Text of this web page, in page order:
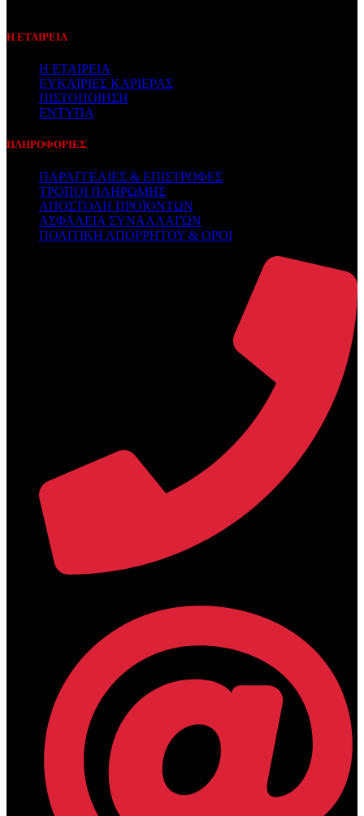
Η ΕΤΑΙΡΕΙΑ
Η ΕΤΑΙΡΕΙΑ
ΕΥΚΑΙΡΙΕΣ ΚΑΡΙΕΡΑΣ
ΠΙΣΤΟΠΟΙΗΣΗ
ΕΝΤΥΠΑ
ΠΛΗΡΟΦΟΡΙΕΣ
ΠΑΡΑΓΓΕΛΙΕΣ & ΕΠΙΣΤΡΟΦΕΣ
ΤΡΟΠΟΙ ΠΛΗΡΩΜΗΣ
ΑΠΟΣΤΟΛΗ ΠΡΟΪΟΝΤΩΝ
ΑΣΦΑΛΕΙΑ ΣΥΝΑΛΛΑΓΩΝ
ΠΟΛΙΤΙΚΗ ΑΠΟΡΡΗΤΟΥ & ΟΡΟΙ